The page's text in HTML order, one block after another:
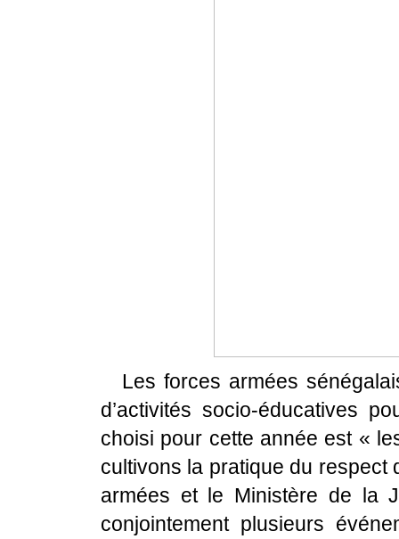
Les forces armées
d’activités socio-éducatives
choisi pour cette année est «
cultivons la pratique du respect
armées et le Ministère de la
conjointement plusieurs